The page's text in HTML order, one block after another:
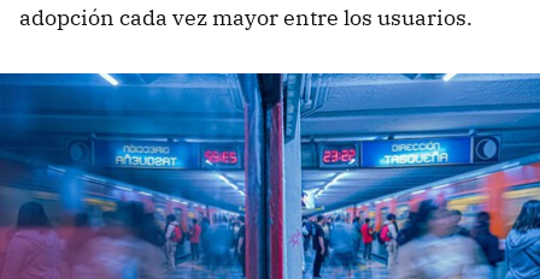
adopción cada vez mayor entre los usuarios.